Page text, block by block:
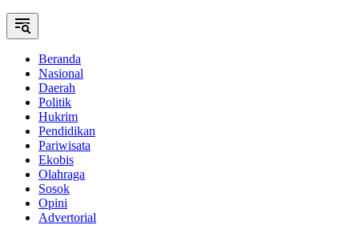
Beranda
Nasional
Daerah
Politik
Hukrim
Pendidikan
Pariwisata
Ekobis
Olahraga
Sosok
Opini
Advertorial